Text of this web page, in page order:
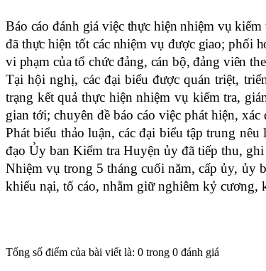
Báo cáo đánh giá việc thực hiện nhiệm vụ
đã thực hiện tốt các nhiệm vụ được giao; phối
vi phạm của tổ chức đảng, cán bộ, đảng viên
Tại hội nghị, các đại biểu được quán triệt,
trạng kết quả thực hiện nhiệm vụ kiểm tra,
gian tới; chuyên đề báo cáo việc phát hiện,
Phát biểu thảo luận, các đại biểu tập trung
đạo Ủy ban Kiểm tra Huyện ủy đã tiếp thu,
Nhiệm vụ trong 5 tháng cuối năm, cấp ủy, ủy
khiếu nại, tố cáo, nhằm giữ nghiêm kỷ cương,
Tổng số điểm của bài viết là: 0 trong 0 đánh giá